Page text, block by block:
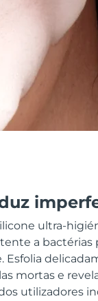
ultra-
a bactérias
Esfolia
mortas e
dos utilizadores